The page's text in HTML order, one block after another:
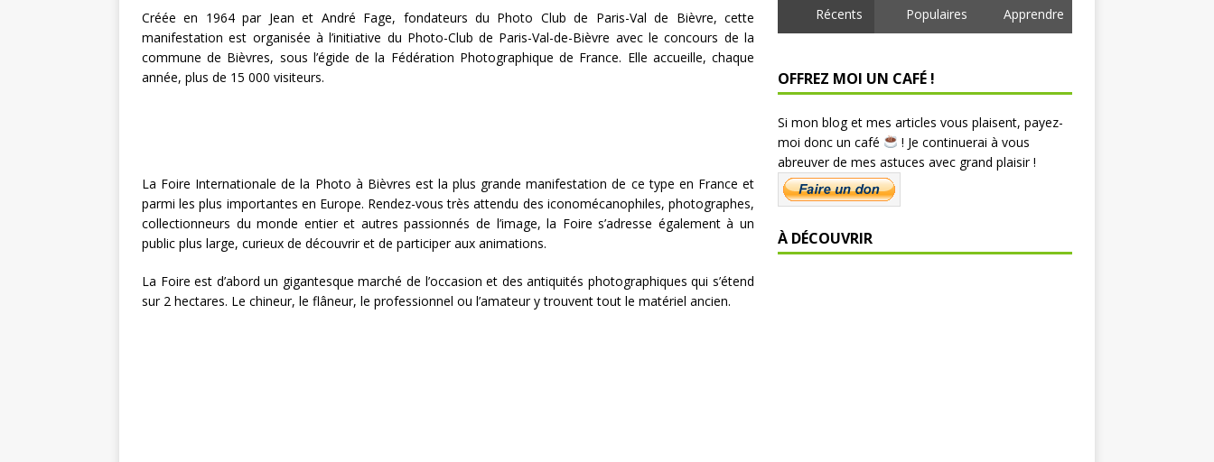
Créée en 1964 par Jean et André Fage, fondateurs du Photo Club de Paris-Val de Bièvre, cette
manifestation est organisée à l’initiative du Photo-Club de Paris-Val-de-Bièvre avec le concours de la
commune de Bièvres, sous l’égide de la Fédération Photographique de France. Elle accueille, chaque
année, plus de 15 000 visiteurs.
La Foire Internationale de la Photo à Bièvres est la plus grande manifestation de ce type en France et
parmi les plus importantes en Europe. Rendez-vous très attendu des iconomécanophiles, photographes,
collectionneurs du monde entier et autres passionnés de l’image, la Foire s’adresse également à un
public plus large, curieux de découvrir et de participer aux animations.
La Foire est d’abord un gigantesque marché de l’occasion et des antiquités photographiques qui s’étend
sur 2 hectares. Le chineur, le flâneur, le professionnel ou l’amateur y trouvent tout le matériel ancien.
Récents Populaires Apprendre
OFFREZ MOI UN CAFÉ !
Si mon blog et mes articles vous plaisent, payez-
moi donc un café
! Je continuerai à vous
abreuver de mes astuces avec grand plaisir !
À DÉCOUVRIR